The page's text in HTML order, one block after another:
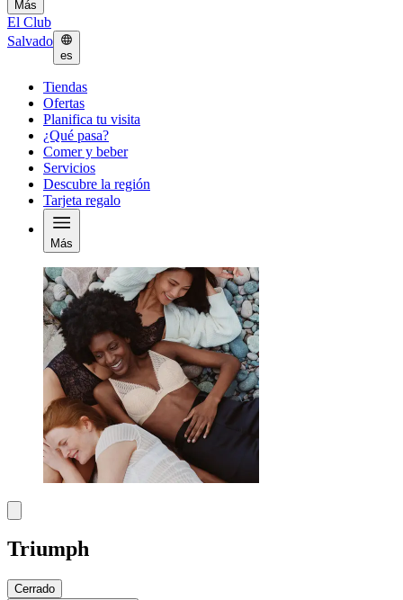
Más
El Club
Salvado
es
Tiendas
Ofertas
Planifica tu visita
¿Qué pasa?
Comer y beber
Servicios
Descubre la región
Tarjeta regalo
Más
Triumph
Cerrado